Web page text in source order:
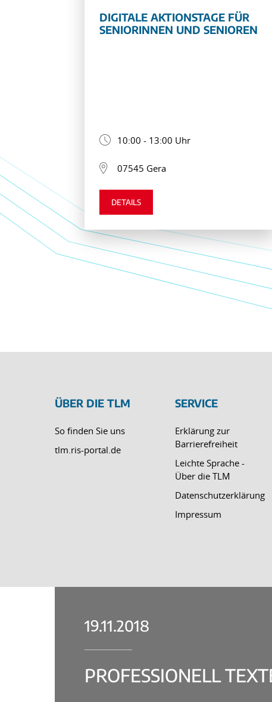
DIGITALE AKTIONSTAGE FÜR
SENIORINNEN UND SENIOREN
10:00 - 13:00 Uhr
07545 Gera
DETAILS
ÜBER DIE TLM
So finden Sie uns
tlm.ris-portal.de
SERVICE
Erklärung zur
Barrierefreiheit
Leichte Sprache -
Über die TLM
Datenschutzerklärung
Impressum
19.11.2018
PROFESSIONELL